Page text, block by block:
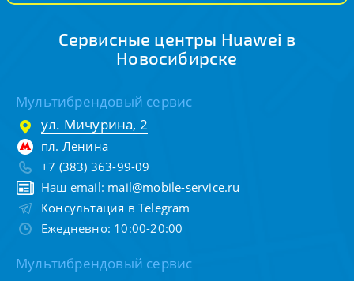
Сервисные центры Huawei в
Новосибирске
Мультибрендовый сервис
ул. Мичурина, 2
пл. Ленина
+7 (383) 363-99-09
Наш email: mail@mobile-service.ru
Консультация в Telegram
Ежедневно: 10:00-20:00
Мультибрендовый сервис